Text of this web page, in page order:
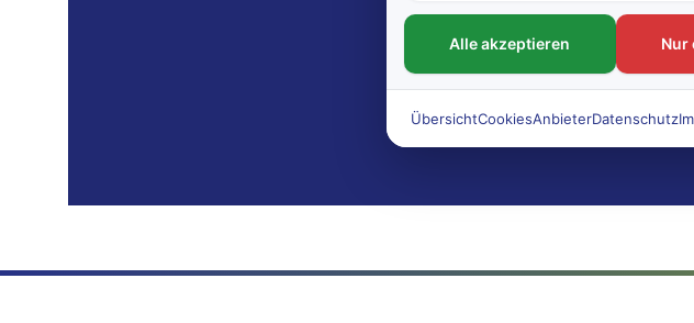
Alle akzeptieren Nur
ÜbersichtCookiesAnbieterDatenschutz